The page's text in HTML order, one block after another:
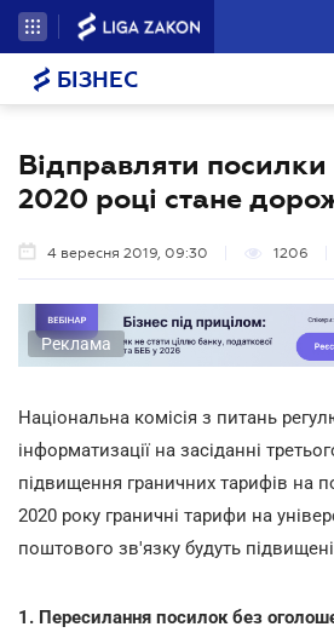
БІЗНЕС
Відправляти посилки
2020 році стане
4 вересня 2019, 09:30 1206
Реклама
Національна комісія з питань
інформатизації на засіданні
підвищення граничних тарифів на
2020 року граничні тарифи на
поштового зв'язку будуть
1. Пересилання посилок без